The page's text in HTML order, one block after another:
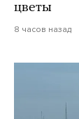
цветы
8 часов назад